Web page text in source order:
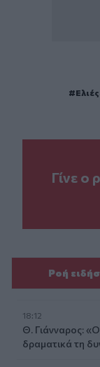
Ελιές
Γίνε ο
Ροή
18:12
Θ. Γιάνναρος:
δραματικά τη